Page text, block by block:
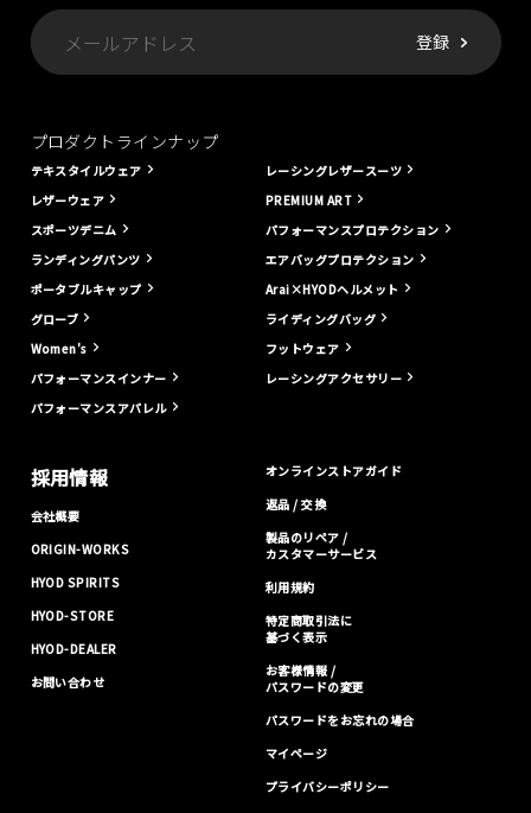
プロダクトラインナップ
テキスタイルウェア
レザーウェア
スポーツデニム
ランディングパンツ
ポータブルキャップ
グローブ
Women's
パフォーマンスインナー
パフォーマンスアパレル
レーシングレザースーツ
PREMIUM ART
パフォーマンスプロテクション
エアバッグプロテクション
Arai×HYODヘルメット
ライディングバッグ
フットウェア
レーシングアクセサリー
採用情報
会社概要
ORIGIN-WORKS
HYOD SPIRITS
HYOD-STORE
HYOD-DEALER
お問い合わせ
オンラインストアガイド
返品 / 交換
製品のリペア /
カスタマーサービス
利用規約
特定商取引法に
基づく表示
お客様情報 /
パスワードの変更
パスワードをお忘れの場合
マイページ
プライバシーポリシー